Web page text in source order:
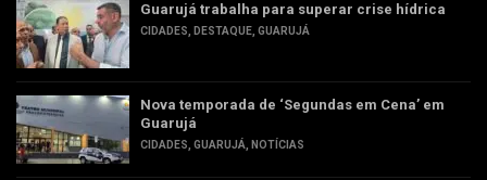
Guarujá trabalha para superar crise hídrica
CIDADES DESTAQUE GUARUJÁ
Nova temporada de ‘Segundas em Cena’ em
Guarujá
CIDADES GUARUJÁ NOTÍCIAS